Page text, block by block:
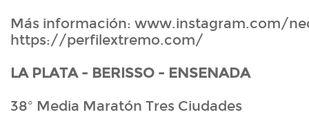
Más información: www.instagram.com/
https://perfilextremo.com/
LA PLATA - BERISSO - ENSENADA
38º Media Maratón Tres Ciudades